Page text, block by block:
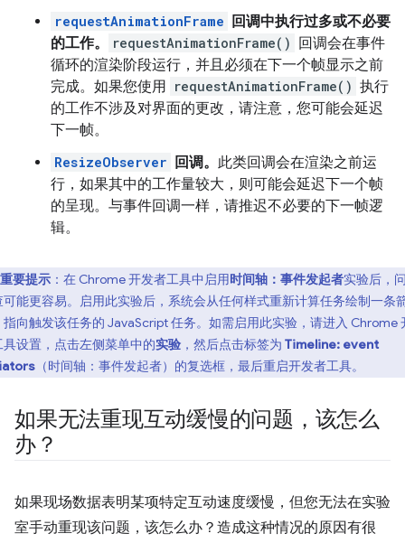
requestAnimationFrame
回调中执行过多或不必要
的工作。
requestAnimationFrame()
回调会在事件
循环的渲染阶段运行，并且必须在下一个帧显示之前
完成。如果您使用 requestAnimationFrame() 执行
的工作不涉及对界面的更改，请注意，您可能会延迟
下一帧。
ResizeObserver 回调。 此类回调会在渲染之前运
行，如果其中的工作量较大，则可能会延迟下一个帧
的呈现。与事件回调一样，请推迟不必要的下一帧逻
辑。
重要提示 ：在 Chrome 开发者工具中启用时间轴：事件发起者实验后，
可能更容易。启用此实验后，系统会从任何样式重新计算任务绘制一条
指向触发该任务的 JavaScript 任务。如需启用此实验，请进入 Chrome
具设置，点击左侧菜单中的实验 ，然后点击标签为 Timeline: event
（时间轴：事件发起者）的复选框，最后重启开发者工具。
如果无法重现互动缓慢的问题，该怎么
办？
如果现场数据表明某项特定互动速度缓慢，但您无法在实验
室手动重现该问题，该怎么办？造成这种情况的原因有很